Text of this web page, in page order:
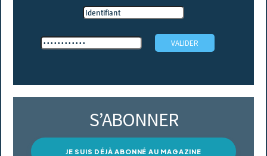
S’ABONNER
JE SUIS DÉJÀ ABONNÉ AU MAGAZINE